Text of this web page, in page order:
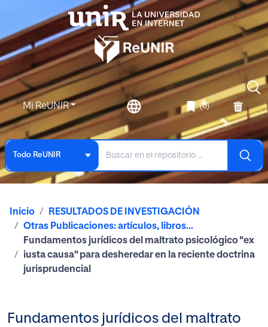
Mi ReUNIR (0)
Todo ReUNIR
Inicio
RESULTADOS DE INVESTIGACIÓN
Otras Publicaciones: artículos, libros...
Fundamentos jurídicos del maltrato psicológico "ex
iusta causa" para desheredar en la reciente doctrina
jurisprudencial
Fundamentos jurídicos del maltrato